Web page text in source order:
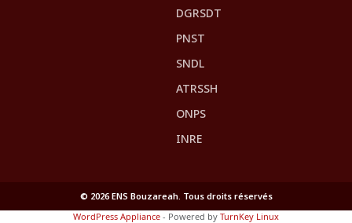
DGRSDT
PNST
SNDL
ATRSSH
ONPS
INRE
© 2026 ENS Bouzareah. Tous droits réservés
WordPress Appliance - Powered by TurnKey Linux